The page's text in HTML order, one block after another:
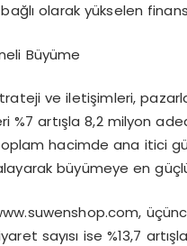
olarak yükselen
Büyüme
ve iletişimleri,
artışla 8,2 milyon
hacimde ana itici
büyümeye en
suwenshop.com,
sayısı ise %13,7